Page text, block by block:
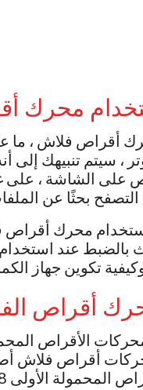
محرك
، سيتم تنبيهك
على الشاشة ، على
التصفح بحثًا عن
تكوين جهاز
أقراص
أقراص فلاش